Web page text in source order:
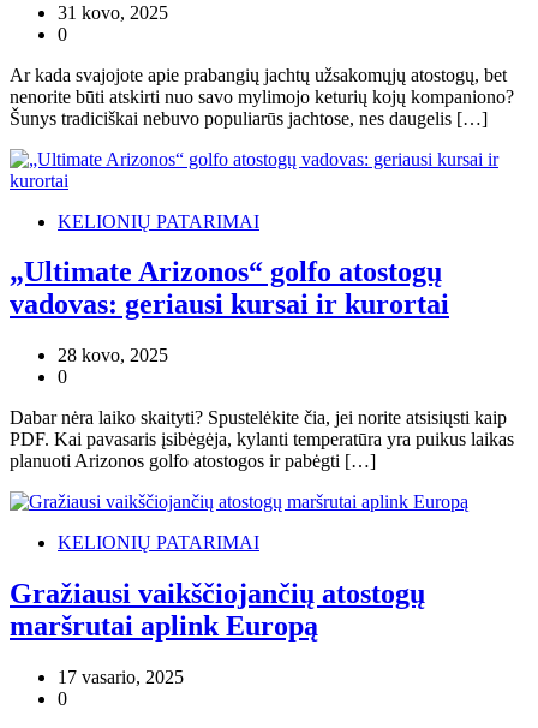
31 kovo, 2025
0
Ar kada svajojote apie prabangių jachtų užsakomųjų atostogų, bet
nenorite būti atskirti nuo savo mylimojo keturių kojų kompaniono?
Šunys tradiciškai nebuvo populiarūs jachtose, nes daugelis […]
KELIONIŲ PATARIMAI
„Ultimate Arizonos“ golfo atostogų
vadovas: geriausi kursai ir kurortai
28 kovo, 2025
0
Dabar nėra laiko skaityti? Spustelėkite čia, jei norite atsisiųsti kaip
PDF. Kai pavasaris įsibėgėja, kylanti temperatūra yra puikus laikas
planuoti Arizonos golfo atostogos ir pabėgti […]
KELIONIŲ PATARIMAI
Gražiausi vaikščiojančių atostogų
maršrutai aplink Europą
17 vasario, 2025
0